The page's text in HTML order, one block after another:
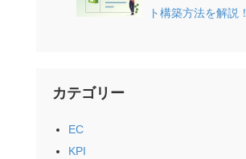
ト構築方法を解説！
カテゴリー
EC
KPI